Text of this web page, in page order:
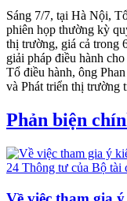
Sáng 7/7, tại Hà Nội,
phiên họp thường kỳ
thị trường, giá cả trong
giải pháp điều hành
Tổ điều hành, ông
và Phát triển thị trường
Phản biện